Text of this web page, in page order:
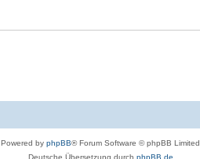
Powered by phpBB® Forum Software © phpBB Limited
Deutsche Übersetzung durch phpBB.de